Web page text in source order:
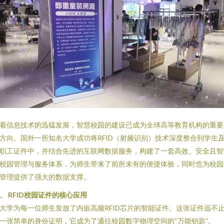
信息技术的迅猛发展，智慧校园的建设已成为全球高等教育机构的重
向。国外一所知名大学成功将RFID（射频识别）技术深度整合到学生
工证件中，并结合先进的互联网数据服务，构建了一套高效、安全且
园管理与服务体系，为师生带来了前所未有的便捷体验，同时也为校
理提供了强大的数据支撑。
RFID校园证件的核心应用
学为每一位师生发放了内嵌高频RFID芯片的智能证件。这张证件远不
张简单的身份证明，它成为了通往校园数字物理空间的“万能钥匙”。